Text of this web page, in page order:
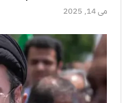
می 14, 2025